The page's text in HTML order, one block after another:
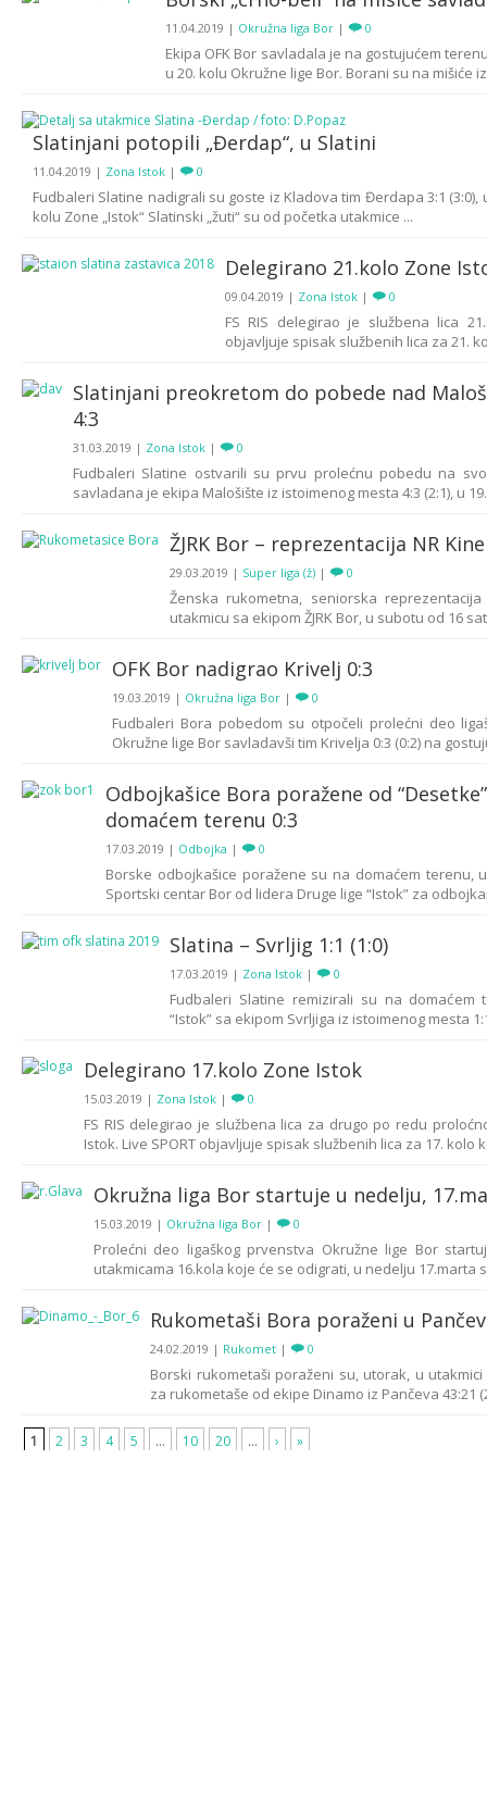
11.04.2019 | Okružna liga Bor | 0
Ekipa OFK Bor savladala je na gostujućem
u 20. kolu Okružne lige Bor. Borani su na mišiće
Slatinjani potopili „Đerdap“, u Slatini
11.04.2019 | Zona Istok | 0
Fudbaleri Slatine nadigrali su goste iz Kladova tim Đerdapa 3:1 (3:0),
kolu Zone „Istok“ Slatinski „žuti“ su od početka utakmice ...
Delegirano 21.kolo Zone
09.04.2019 | Zona Istok | 0
FS RIS delegirao je službena lica
objavljuje spisak službenih lica za 21.
Slatinjani preokretom do pobede nad
4:3
31.03.2019 | Zona Istok | 0
Fudbaleri Slatine ostvarili su prvu prolećnu pobedu na
savladana je ekipa Malošište iz istoimenog mesta 4:3 (2:1), u 19.
ŽJRK Bor – reprezentacija NR
29.03.2019 | Super liga (ž) | 0
Ženska rukometna, seniorska
utakmicu sa ekipom ŽJRK Bor, u subotu od 16
OFK Bor nadigrao Krivelj 0:3
19.03.2019 | Okružna liga Bor | 0
Fudbaleri Bora pobedom su otpočeli prolećni deo
Okružne lige Bor savladavši tim Krivelja 0:3 (0:2) na
Odbojkašice Bora poražene od
domaćem terenu 0:3
17.03.2019 | Odbojka | 0
Borske odbojkašice poražene su na domaćem terenu,
Sportski centar Bor od lidera Druge lige “Istok” za
Slatina – Svrljig 1:1 (1:0)
17.03.2019 | Zona Istok | 0
Fudbaleri Slatine remizirali su na domaćem
“Istok” sa ekipom Svrljiga iz istoimenog mesta
Delegirano 17.kolo Zone Istok
15.03.2019 | Zona Istok | 0
FS RIS delegirao je službena lica za drugo po redu
Istok. Live SPORT objavljuje spisak službenih lica za 17. kolo
Okružna liga Bor startuje u nedelju,
15.03.2019 | Okružna liga Bor | 0
Prolećni deo ligaškog prvenstva Okružne lige Bor
utakmicama 16.kola koje će se odigrati, u nedelju 17.marta
Rukometaši Bora poraženi u
24.02.2019 | Rukomet | 0
Borski rukometaši poraženi su, utorak, u
za rukometaše od ekipe Dinamo iz Pančeva 43:21
1 2 3 4 5 ... 10 20 ... › »